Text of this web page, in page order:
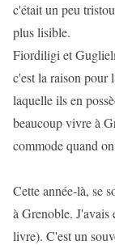
c'était un peu
plus lisible.
Fiordiligi et
c'est la raison pour
laquelle ils en
beaucoup vivre à
commode quand
Cette année-là, se
à Grenoble.
livre). C'est un